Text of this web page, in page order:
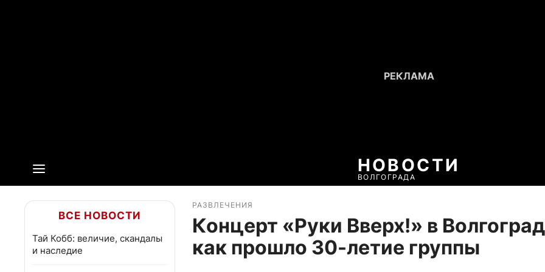
НОВОСТИ
ВОЛГОГРАДА
ВСЕ НОВОСТИ
Тай Кобб: величие, скандалы
и наследие
РАЗВЛЕЧЕНИЯ
Концерт «Руки Вверх!» в
как прошло 30-летие группы